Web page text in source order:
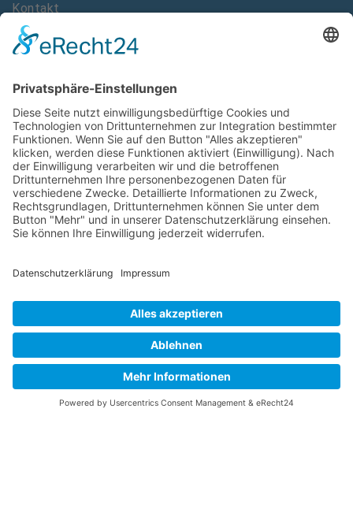
Kontakt
DOWNLOADS
Imagebroschüre Dr. Ralph Oehler
AAB Allgemeine Auftragsbedingungen
AKTUELLE STELLENANGEBOTE
Lohn- und Gehaltsbuchhalter (m/w/d)
Steuer­­fach­­angestellter (m/w/d)
Steuer­berater (m/w/d)
Steuer­fachwirt (m/w/d)
Steuerberater/Wirtschaftsprüfer (m/w/d)